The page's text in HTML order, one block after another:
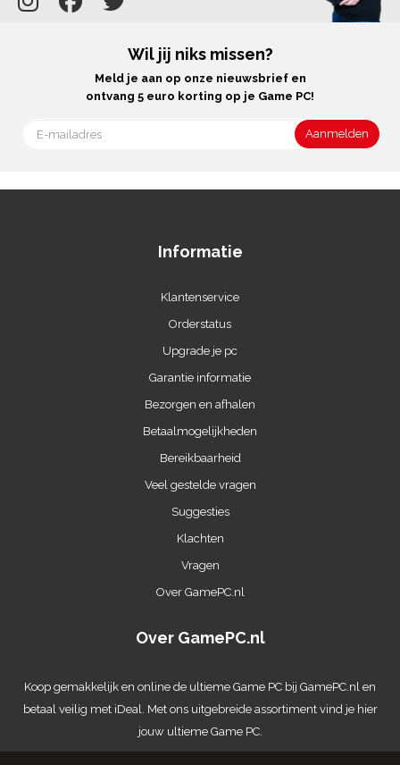
Wil jij niks missen?
Meld je aan op onze nieuwsbrief en
ontvang 5 euro korting op je Game PC!
Informatie
Klantenservice
Orderstatus
Upgrade je pc
Garantie informatie
Bezorgen en afhalen
Betaalmogelijkheden
Bereikbaarheid
Veel gestelde vragen
Suggesties
Klachten
Vragen
Over GamePC.nl
Over GamePC.nl
Koop gemakkelijk en online de ultieme Game PC bij GamePC.nl en
betaal veilig met iDeal. Met ons uitgebreide assortiment vind je hier
jouw ultieme Game PC.